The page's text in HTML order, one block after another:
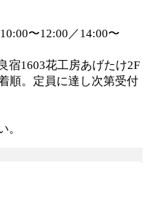
〜12:00／14:00〜
宿1603花工房あげたけ2F
順。定員に達し次第受付
。